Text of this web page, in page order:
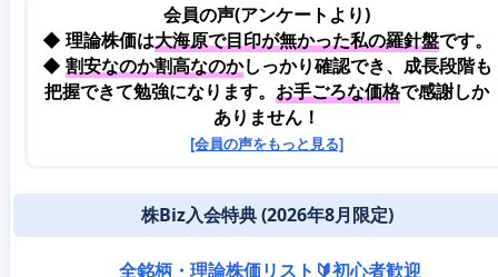
会員の声(アンケートより)
◆ 理論株価は大海原で目印が無かった私の羅針盤です。
◆ 割安なのか割高なのかしっかり確認でき、成長段階も
把握できて勉強になります。 お手ごろな価格で感謝しか
ありません！
[会員の声をもっと見る]
株Biz入会特典 (2026年8月限定)
全銘柄・理論株価リスト🔰初心者歓迎